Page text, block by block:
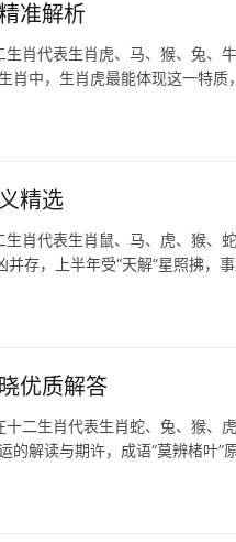
准解析
肖代表生肖虎、马、猴、兔、
肖中，生肖虎最能体现这一特
精选
肖代表生肖鼠、马、虎、猴、
存，上半年受“天解”星照拂，
优质解答
二生肖代表生肖蛇、兔、猴、
解读与期许，成语“莫辨楮叶